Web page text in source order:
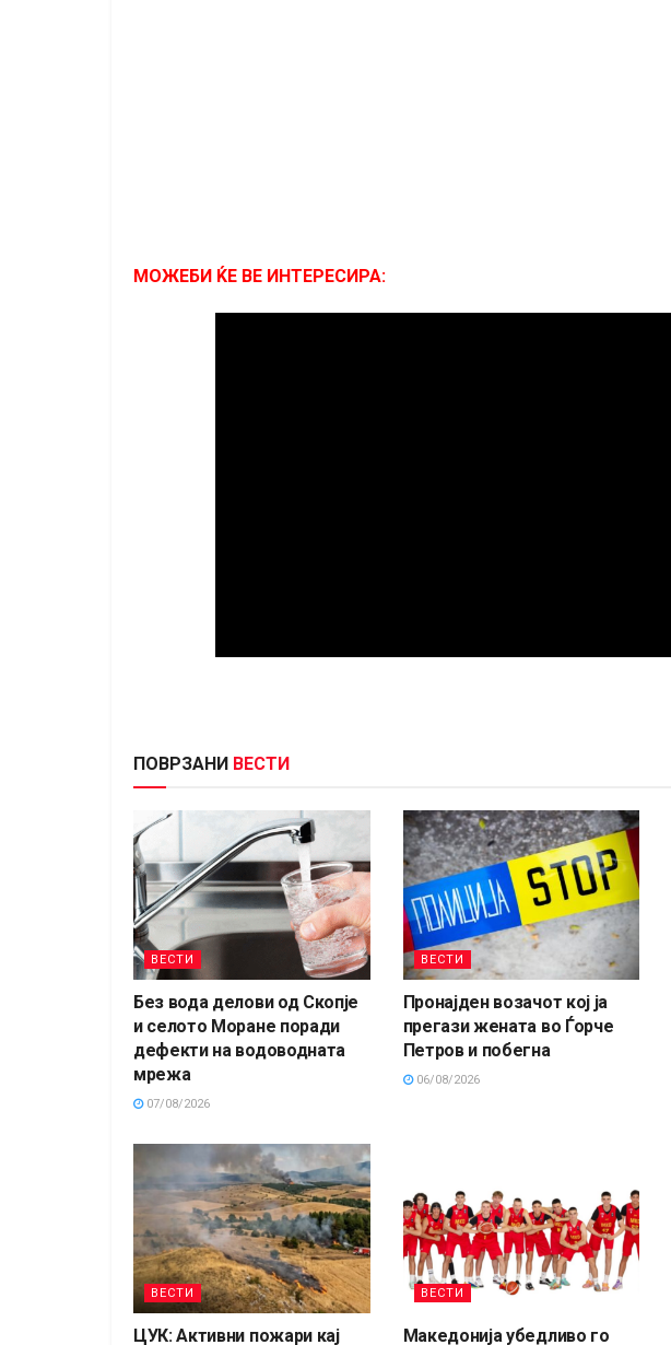
МОЖЕБИ ЌЕ ВЕ ИНТЕРЕСИРА:
ПОВРЗАНИ ВЕСТИ
ВЕСТИ
Без вода делови од Скопје
и селото Моране поради
дефекти на водоводната
мрежа
07/08/2026
ВЕСТИ
Пронајден возачот кој ја
прегази жената во Ѓорче
Петров и побегна
06/08/2026
ВЕСТИ
ЦУК: Активни пожари кај
ВЕСТИ
Македонија убедливо го